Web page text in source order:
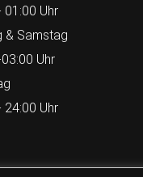
01:00 Uhr
& Samstag
Uhr
24:00 Uhr